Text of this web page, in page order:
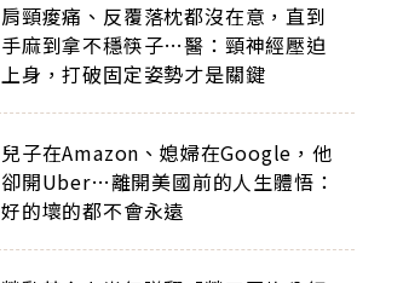
肩頸痠痛、反覆落枕都沒在意，直到
手麻到拿不穩筷子…醫：頸神經壓迫
上身，打破固定姿勢才是關鍵
兒子在Amazon、媳婦在Google，他
卻開Uber…離開美國前的人生體悟：
好的壞的都不會永遠